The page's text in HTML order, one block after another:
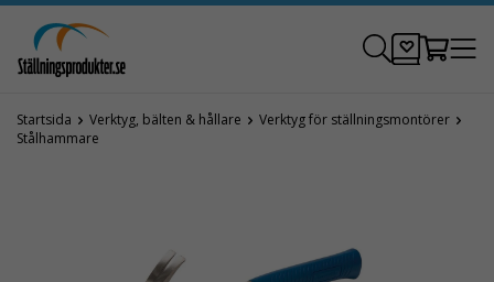
Startsida Verktyg, bälten & hållare
Verktyg för ställningsmontörer
Stålhammare